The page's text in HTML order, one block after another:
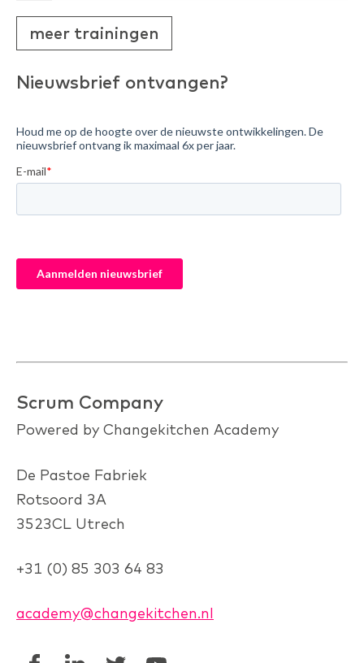
meer trainingen
Nieuwsbrief ontvangen?
Scrum Company
Powered by Changekitchen Academy
De Pastoe Fabriek
Rotsoord 3A
3523CL Utrech
+31 (0) 85 303 64 83
academy@changekitchen.nl